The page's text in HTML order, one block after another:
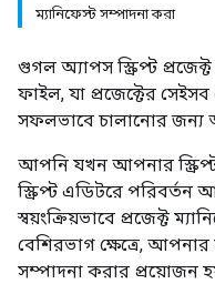
ম্যানিফেস্ট সম্পাদনা করা
গুগল অ্যাপস স্ক্রিপ্ট প্রজেক্ট
ফাইল, যা প্রজেক্টের সেইসব
সফলভাবে চালানোর জন্য
আপনি যখন আপনার
স্ক্রিপ্ট এডিটরে পরিবর্তন
স্বয়ংক্রিয়ভাবে প্রজেক্ট
বেশিরভাগ ক্ষেত্রে, আপনার
সম্পাদনা করার প্রয়োজন